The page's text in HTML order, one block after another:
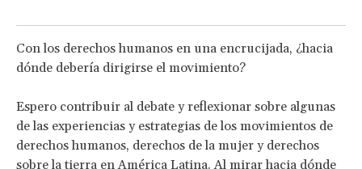
Con los derechos humanos en una encrucijada, ¿hacia
dónde debería dirigirse el movimiento?
Espero contribuir al debate y reflexionar sobre algunas
de las experiencias y estrategias de los movimientos de
derechos humanos, derechos de la mujer y derechos
sobre la tierra en América Latina. Al mirar hacia dónde